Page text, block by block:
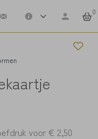
0
voor€ 2,50